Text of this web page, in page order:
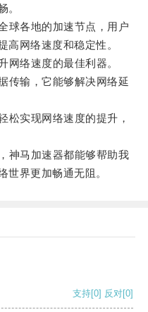
。
各地的加速节点，用户
高网络速度和稳定性。
络速度的最佳利器。
输，它能够解决网络延
实现网络速度的提升，
马加速器都能够帮助我
世界更加畅通无阻。
支持[0] 反对[0]